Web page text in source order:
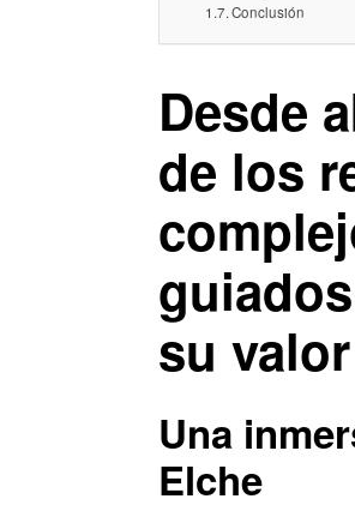
Conclusión
Desde
de los
su
Una
Elche